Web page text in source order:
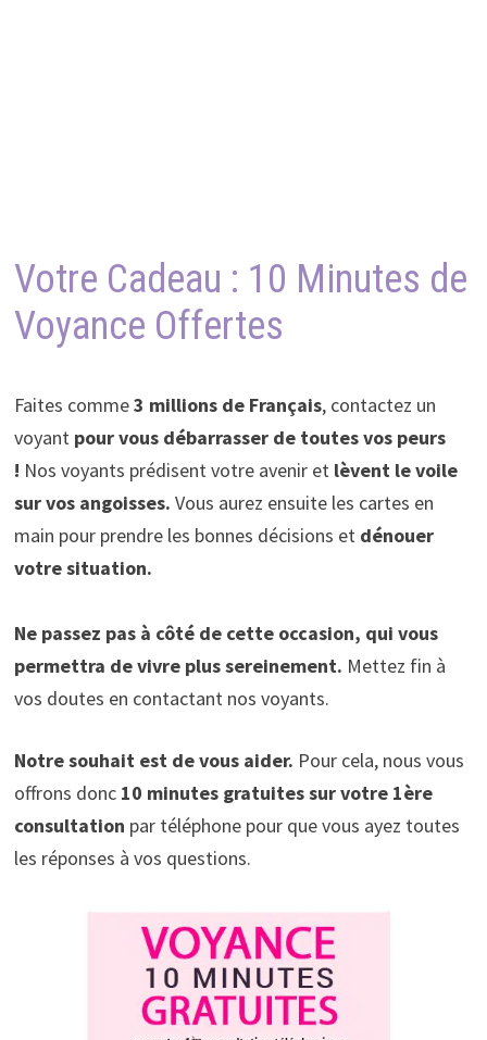
Votre Cadeau : 10 Minutes de
Voyance Offertes
Faites comme3 millions de Français, contactez un
voyant pour vous débarrasser de toutes vos peurs
! Nos voyants prédisent votre avenir et lèvent le voile
sur vos angoisses. Vous aurez ensuite les cartes en
main pour prendre les bonnes décisions et dénouer
votre situation.
Ne passez pas à côté de cette occasion, qui vous
permettra de vivre plus sereinement. Mettez fin à
vos doutes en contactant nos voyants.
Notre souhait est de vous aider. Pour cela, nous vous
offrons donc 10 minutes gratuites sur votre 1ère
consultation par téléphone pour que vous ayez toutes
les réponses à vos questions.